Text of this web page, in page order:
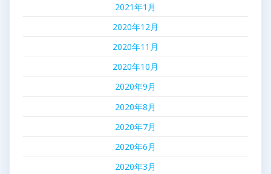
2021年1月
2020年12月
2020年11月
2020年10月
2020年9月
2020年8月
2020年7月
2020年6月
2020年3月